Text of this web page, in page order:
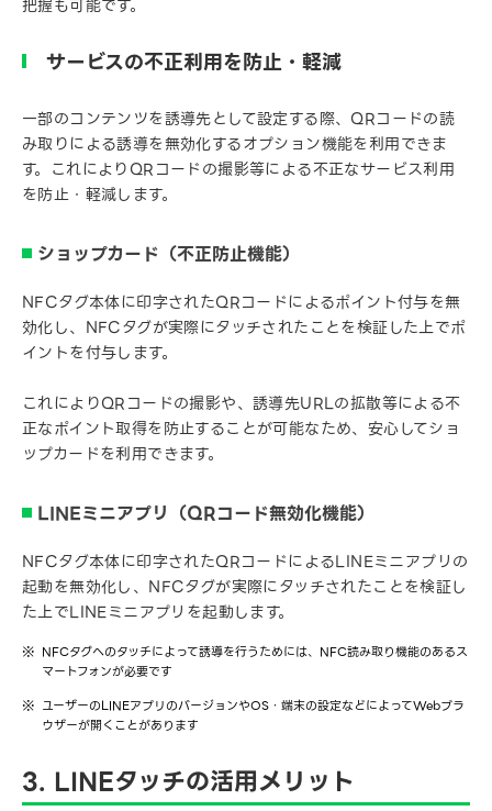
把握も可能です。
サービスの不正利用を防止・軽減
一部のコンテンツを誘導先として設定する際、QRコードの読
み取りによる誘導を無効化するオプション機能を利用できま
す。これによりQRコードの撮影等による不正なサービス利用
を防止・軽減します。
ショップカード（不正防止機能）
NFCタグ本体に印字されたQRコードによるポイント付与を無
効化し、NFCタグが実際にタッチされたことを検証した上でポ
イントを付与します。
これによりQRコードの撮影や、誘導先URLの拡散等による不
正なポイント取得を防止することが可能なため、安心してショ
ップカードを利用できます。
LINEミニアプリ（QRコード無効化機能）
NFCタグ本体に印字されたQRコードによるLINEミニアプリの
起動を無効化し、NFCタグが実際にタッチされたことを検証し
た上でLINEミニアプリを起動します。
NFCタグへのタッチによって誘導を行うためには、NFC読み取り機能のあるス
マートフォンが必要です
ユーザーのLINEアプリのバージョンやOS・端末の設定などによってWebブラ
ウザーが開くことがあります
3. LINEタッチの活用メリット